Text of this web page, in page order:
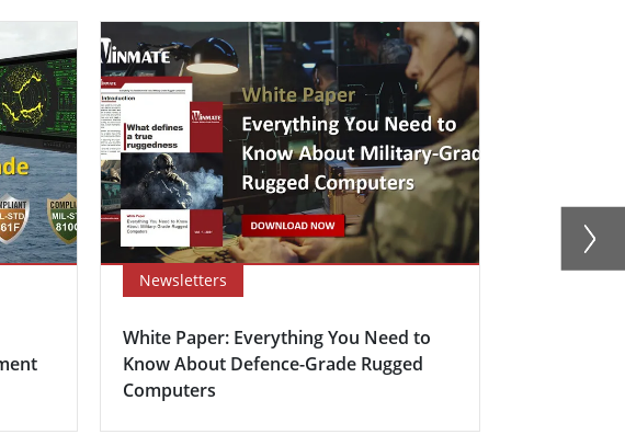
Newsletters
White Paper: Everything You Need to
Know About Defence-Grade Rugged
Computers